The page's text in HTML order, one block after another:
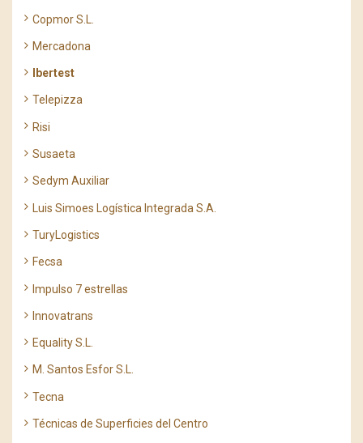
Copmor S.L.
Mercadona
Ibertest
Telepizza
Risi
Susaeta
Sedym Auxiliar
Luis Simoes Logística Integrada S.A.
TuryLogistics
Fecsa
Impulso 7 estrellas
Innovatrans
Equality S.L.
M. Santos Esfor S.L.
Tecna
Técnicas de Superficies del Centro